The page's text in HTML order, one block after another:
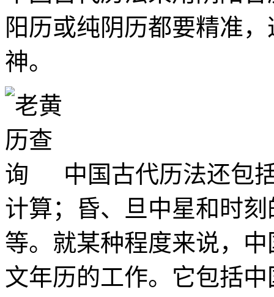
阳历或纯阴历都要精准
神。
中国古代历法还包
计算；昏、旦中星和时
等。就某种程度来说，
文年历的工作。它包括